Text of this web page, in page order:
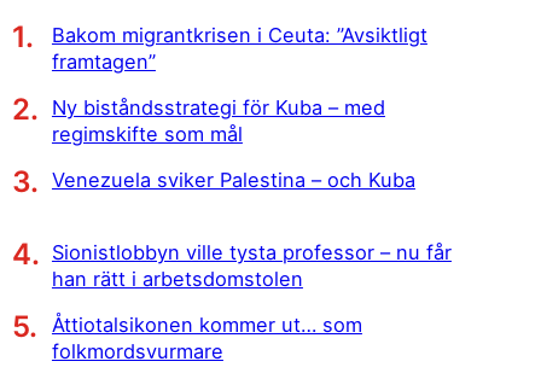
Bakom migrantkrisen i Ceuta: ”Avsiktligt
framtagen”
Ny biståndsstrategi för Kuba – med
regimskifte som mål
Venezuela sviker Palestina – och Kuba
Sionistlobbyn ville tysta professor – nu får
han rätt i arbetsdomstolen
Åttiotalsikonen kommer ut… som
folkmordsvurmare